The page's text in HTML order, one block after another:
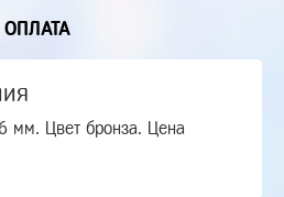
ОПЛАТА
мм. Цвет бронза. Цена